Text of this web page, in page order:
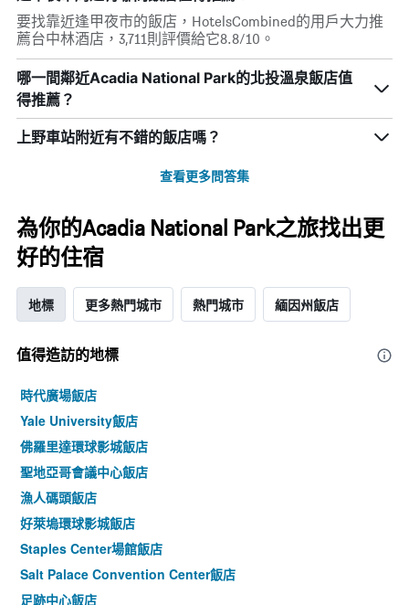
要找靠近逢甲夜市的飯店，HotelsCombined的用戶大力推
薦台中林酒店，3,711則評價給它8.8/10。
哪一間鄰近Acadia National Park的北投溫泉飯店值
得推薦？
上野車站附近有不錯的飯店嗎？
查看更多問答集
為你的Acadia National Park之旅找出更
好的住宿
地標 更多熱門城市 熱門城市 緬因州飯店
值得造訪的地標
時代廣場飯店
Yale University飯店
佛羅里達環球影城飯店
聖地亞哥會議中心飯店
漁人碼頭飯店
好萊塢環球影城飯店
Staples Center場館飯店
Salt Palace Convention Center飯店
足跡中心飯店